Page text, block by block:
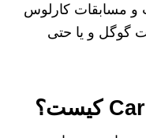
و مسابقات کارلوس
گوگل و یا حتی